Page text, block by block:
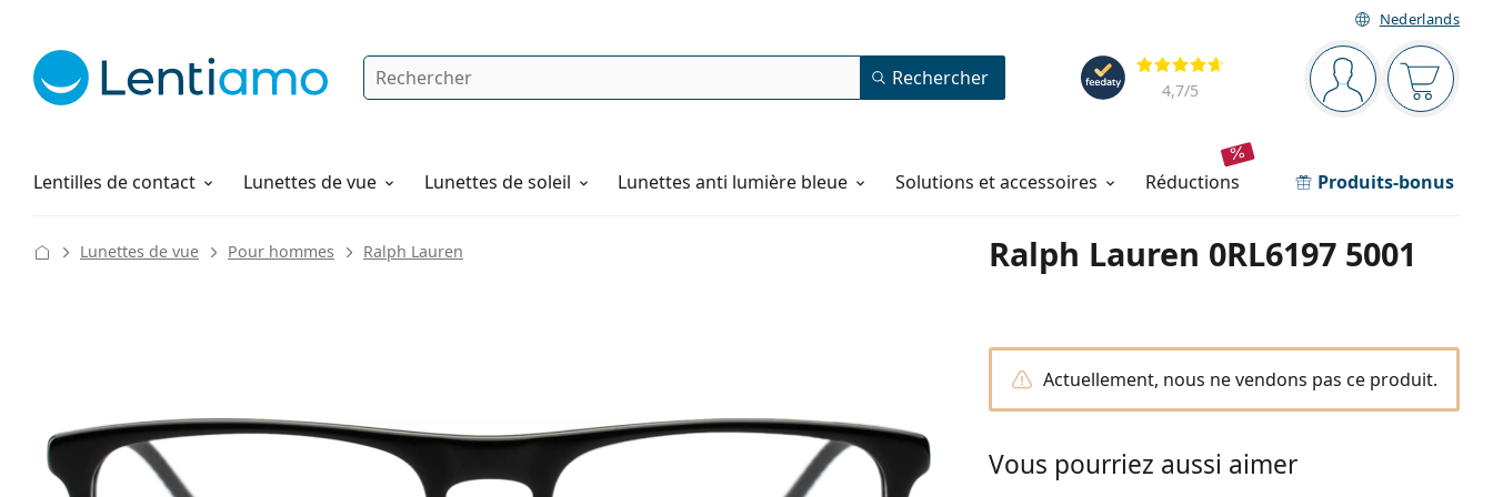
Nederlands
Barre de navigation
Vous êtesVotre
Évaluation
4,7/5
Rechercher Rechercher
Lentilles de contact
Solutions Lunettes de vue Lunettes de soleil Lunettes anti lumière bleue Solutions et accessoires réductions Produits-bonus
Comment commander
Ralph Lauren 0RL6197 5001
Lunettes de vue Pour hommes Ralph Lauren
Actuellement, nous ne vendons pas ce produit.
Vous pourriez aussi aimer